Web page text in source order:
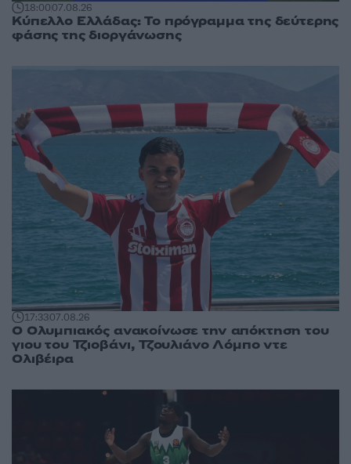
18:0007.08.26
Κύπελλο Ελλάδας: Το πρόγραμμα της δεύτερης
φάσης της διοργάνωσης
17:3307.08.26
Ο Ολυμπιακός ανακοίνωσε την απόκτηση του
γιου του Τζιοβάνι, Τζουλιάνο Λόμπο ντε
Ολιβέιρα